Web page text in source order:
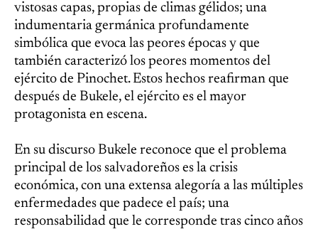
vistosas capas, propias de climas gélidos; una
indumentaria germánica profundamente
simbólica que evoca las peores épocas y que
también caracterizó los peores momentos del
ejército de Pinochet. Estos hechos reafirman que
después de Bukele, el ejército es el mayor
protagonista en escena.
En su discurso Bukele reconoce que el problema
principal de los salvadoreños es la crisis
económica, con una extensa alegoría a las múltiples
enfermedades que padece el país; una
responsabilidad que le corresponde tras cinco años